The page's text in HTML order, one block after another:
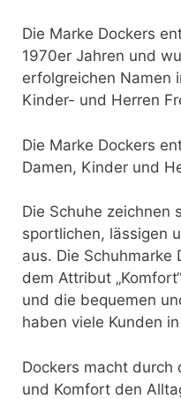
Die Marke Dockers
1970er Jahren und
erfolgreichen Namen
Kinder- und Herren
Die Marke Dockers
Damen, Kinder und
Die Schuhe zeichnen
sportlichen, lässigen
aus. Die
dem Attribut
und die bequemen
haben viele Kunden
Dockers macht durch
und Komfort den